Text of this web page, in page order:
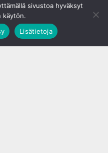
sivustoa hyväksyt
käytön.
Lisätietoja